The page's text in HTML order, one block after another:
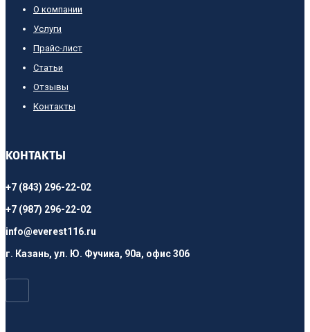
О компании
Услуги
Прайс-лист
Cтатьи
Отзывы
Контакты
КОНТАКТЫ
+7 (843) 296-22-02
+7 (987) 296-22-02
info@everest116.ru
г. Казань, ул. Ю. Фучика, 90а, офис 306